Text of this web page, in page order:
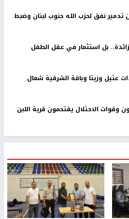
تدمير نفق لحزب الله جنوب لبنان وضبط
بل استثمار في عقل الطفل
عتيل وزيتا وباقة الشرقية شمال
وقوات الاحتلال يقتحمون قرية اللبن